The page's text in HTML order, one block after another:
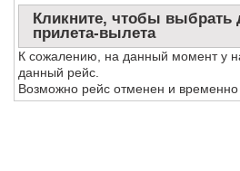
Кликните, чтобы выбрать
прилета-вылета
К сожалению, на данный момент у
данный рейс.
Возможно рейс отменен и временно